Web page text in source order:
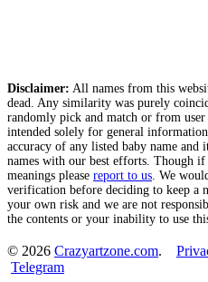
Disclaimer: All names from this
dead. Any similarity was purely
randomly pick and match or from
intended solely for general
accuracy of any listed baby name and
names with our best efforts. Though
meanings please report to us . We
verification before deciding to keep a
your own risk and we are not
the contents or your inability to use
© 2026 Crazyartzone.com.
Telegram